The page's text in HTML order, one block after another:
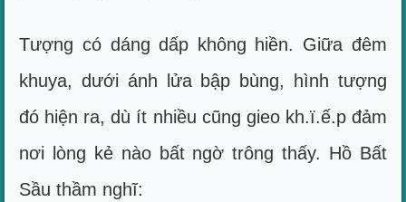
Tượng có dáng dấp không hiền. Giữa đêm
khuya, dưới ánh lửa bập bùng, hình tượng
đó hiện ra, dù ít nhiều cũng gieo kh.ï.ế.p đảm
nơi lòng kẻ nào bất ngờ trông thấy. Hồ Bất
Sầu thầm nghĩ: